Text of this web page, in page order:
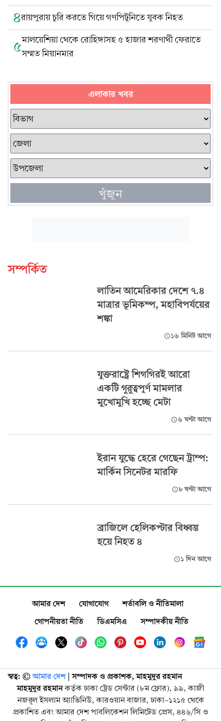
৪রায়পুরায় চুরি করতে গিয়ে গণপিটুনিতে যুবক নিহত
৫মালয়েশিয়া থেকে রোহিঙ্গাসহ ৫ হাজার শরণার্থী ফেরাতে
সম্মত মিয়ানমার
এলাকার খবর
খুঁজুন
সম্পর্কিত
লাতিন আমেরিকার দেশে ৭.৪
মাত্রার ভূমিকম্প, মহাবিপর্যয়ের
শঙ্কা
১৬ মিনিট আগে
যুক্তরাষ্ট্রে শিগগিরই আরো
একটি গুরুত্বপূর্ণ মামলার
মুখোমুখি হচ্ছে মেটা
৬ ঘণ্টা আগে
ইরান যুদ্ধে হেরে গেছেন ট্রাম্প:
মার্কিন সিনেটর মারফি
৮ ঘণ্টা আগে
ব্রাজিলে হেলিকপ্টার বিধ্বস্ত
হয়ে নিহত ৪
১ দিন আগে
আমার দেশ যোগাযোগ
শর্তাবলি ও নীতিমালা
গোপনীয়তা নীতি
ডিএমসিএ সম্পাদকীয় নীতি
স্বত্ব: ©️ আমার দেশ| সম্পাদক ও প্রকাশক, মাহমুদুর রহমান
মাহমুদুর রহমানকর্তৃক ঢাকা ট্রেড সেন্টার (৮ম ফ্লোর), ৯৯, কাজী
নজরুল ইসলাম অ্যাভিনিউ, কারওয়ান বাজার, ঢাকা-১২১৫ থেকে
প্রকাশিত এবং আমার দেশ পাবলিকেশন লিমিটেড প্রেস, ৪৪৬/সি ও